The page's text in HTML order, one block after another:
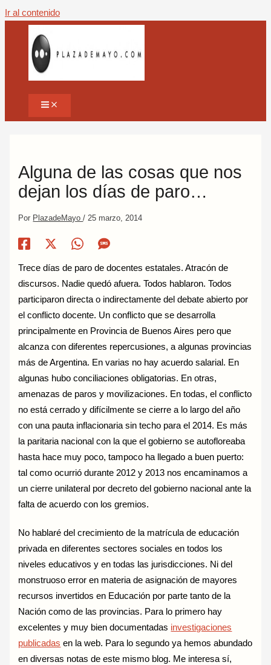
Ir al contenido
Alguna de las cosas que nos
dejan los días de paro…
Por PlazadeMayo/ 25 marzo, 2014
Trece días de paro de docentes estatales. Atracón de
discursos. Nadie quedó afuera. Todos hablaron. Todos
participaron directa o indirectamente del debate abierto por
el conflicto docente. Un conflicto que se desarrolla
principalmente en Provincia de Buenos Aires pero que
alcanza con diferentes repercusiones, a algunas provincias
más de Argentina. En varias no hay acuerdo salarial. En
algunas hubo conciliaciones obligatorias. En otras,
amenazas de paros y movilizaciones. En todas, el conflicto
no está cerrado y difícilmente se cierre a lo largo del año
con una pauta inflacionaria sin techo para el 2014. Es más
la paritaria nacional con la que el gobierno se autofloreaba
hasta hace muy poco, tampoco ha llegado a buen puerto:
tal como ocurrió durante 2012 y 2013 nos encaminamos a
un cierre unilateral por decreto del gobierno nacional ante la
falta de acuerdo con los gremios.
No hablaré del crecimiento de la matrícula de educación
privada en diferentes sectores sociales en todos los
niveles educativos y en todas las jurisdicciones. Ni del
monstruoso error en materia de asignación de mayores
recursos invertidos en Educación por parte tanto de la
Nación como de las provincias. Para lo primero hay
excelentes y muy bien documentadas investigaciones
publicadas en la web. Para lo segundo ya hemos abundado
en diversas notas de este mismo blog. Me interesa sí,